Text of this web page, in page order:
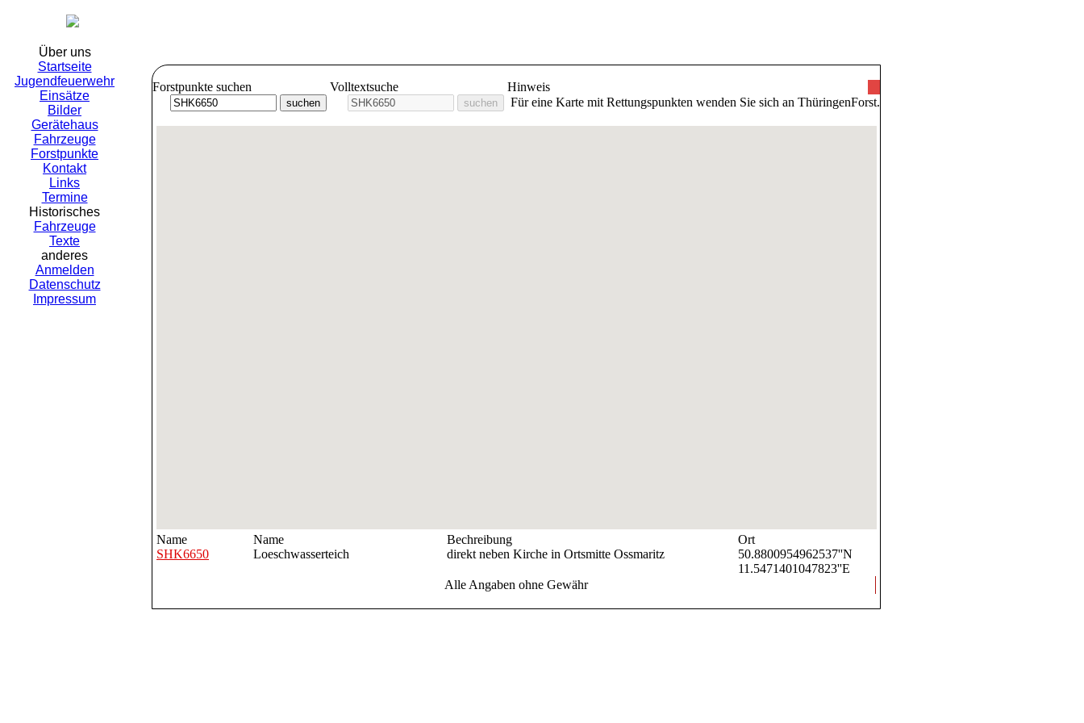
Über uns
Startseite
Jugendfeuerwehr
Einsätze
Bilder
Gerätehaus
Fahrzeuge
Forstpunkte
Kontakt
Links
Termine
Historisches
Fahrzeuge
Texte
anderes
Anmelden
Datenschutz
Impressum
Forstpunkte suchen Volltextsuche
Hinweis
Für eine Karte mit Rettungspunkten wenden Sie sich an ThüringenForst.
Name Name Bechreibung
Ort
SHK6650
Loeschwasserteich direkt neben Kirche in Ortsmitte Ossmaritz
50.8800954962537''N
11.5471401047823''E
Alle Angaben ohne Gewähr